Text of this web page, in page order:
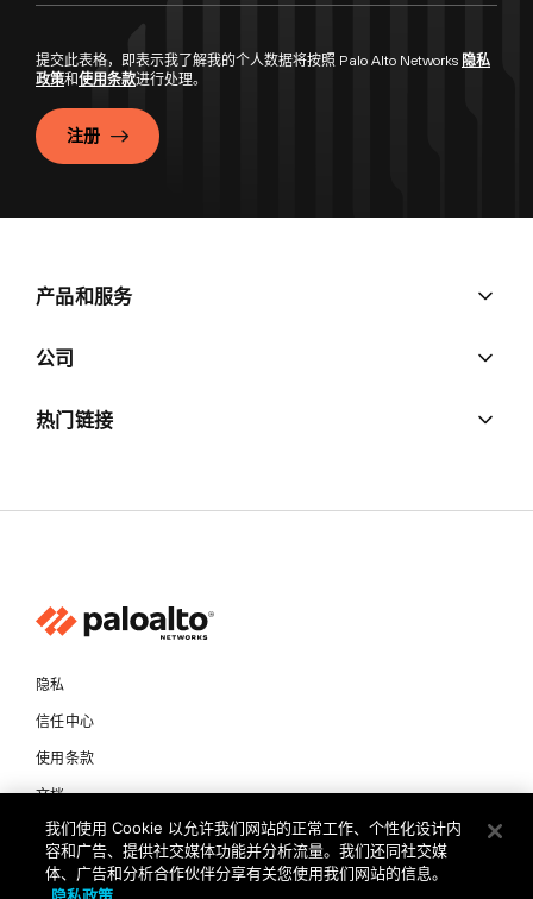
提交此表格，即表示我了解我的个人数据将按照 Palo Alto Networks 隐私
政策和使用条款进行处理。
注册
产品和服务
公司
热门链接
隐私
信任中心
使用条款
文档
版权所有 © 2026 Palo Alto Networks。保留所有权利
我们使用 Cookie 以允许我们网站的正常工作、个性化设计内
容和广告、提供社交媒体功能并分析流量。我们还同社交媒
体、广告和分析合作伙伴分享有关您使用我们网站的信息。